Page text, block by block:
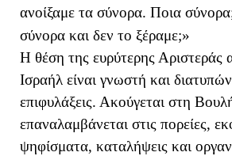
ανοίξαμε τα σύνορα. Ποια
σύνορα και δεν το ξέραμε;»
Η θέση της ευρύτερης Αριστεράς
Ισραήλ είναι γνωστή και
επιφυλάξεις. Ακούγεται στη
επαναλαμβάνεται στις πορείες,
ψηφίσματα, καταλήψεις και